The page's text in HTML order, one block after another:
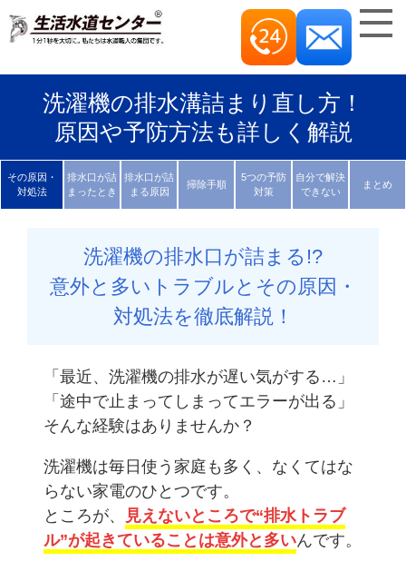
洗濯機の排水溝詰まり直し方！
原因や予防方法も詳しく解説
その原因・
対処法
排水口が詰
まったとき
排水口が詰
まる原因
掃除手順
5つの予防
対策
自分で解決
できない
まとめ
洗濯機の排水口が詰まる!?
意外と多いトラブルとその原因・
対処法を徹底解説！
「最近、洗濯機の排水が遅い気がする…」
「途中で止まってしまってエラーが出る」
そんな経験はありませんか？
洗濯機は毎日使う家庭も多く、なくてはな
らない家電のひとつです。
ところが、
見えないところで“排水トラブ
ル”が起きていることは意外と多いんです。